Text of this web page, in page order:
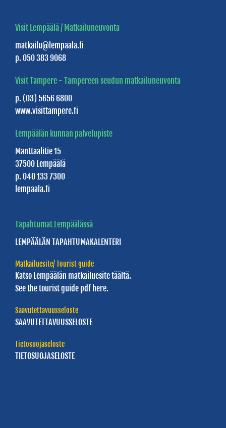
Edelmiina
Suoramyyntitiloja
Tavarataloja
HUOLTOASEMAT
Palveluasemat
Kylmäasemat
TORIELÄMÄÄ
Ednerin
tori
Sääksjärven
tori
Visit Lempäälä / Matkailuneuvonta
matkailu@lempaala.fi
p. 050 383 9068
Visit Tampere - Tampereen seudun matkailuneuvonta
p. (03) 5656 6800
www.visittampere.fi
Lempäälän kunnan palvelupiste
Manttaalitie 15
37500 Lempäälä
p. 040 133 7300
lempaala.fi
Tapahtumat Lempäälässä
LEMPÄÄLÄN TAPAHTUMAKALENTERI
Matkailuesite/ Tourist guide
Katso Lempäälän matkailuesite täältä.
See the tourist guide pdf here.
Saavutettavuusseloste
SAAVUTETTAVUUSSELOSTE
Tietosuojaseloste
TIETOSUOJASELOSTE